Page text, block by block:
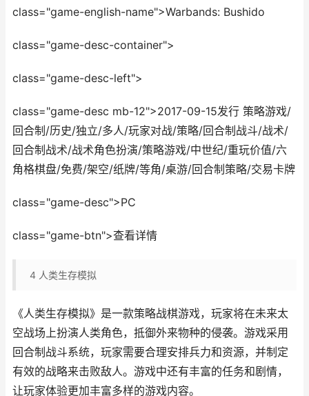
class="game-english-name">Warbands: Bushido
class="game-desc-container">
class="game-desc-left">
class="game-desc mb-12">2017-09-15发行 策略游戏/
回合制/历史/独立/多人/玩家对战/策略/回合制战斗/战术/
回合制战术/战术角色扮演/策略游戏/中世纪/重玩价值/六
角格棋盘/免费/架空/纸牌/等角/桌游/回合制策略/交易卡牌
class="game-desc">PC
class="game-btn">查看详情
4 人类生存模拟
《人类生存模拟》是一款策略战棋游戏，玩家将在未来太
空战场上扮演人类角色，抵御外来物种的侵袭。游戏采用
回合制战斗系统，玩家需要合理安排兵力和资源，并制定
有效的战略来击败敌人。游戏中还有丰富的任务和剧情，
让玩家体验更加丰富多样的游戏内容。